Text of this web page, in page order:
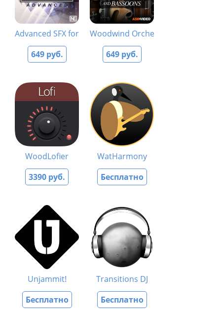
Advanced SFX for Sound Design
649 руб.
Woodwind Orchestration Course
649 руб.
WoodLofier
3390 руб.
WatHarmony
Бесплатно
Unjammit!
Бесплатно
Transitions DJ
Бесплатно